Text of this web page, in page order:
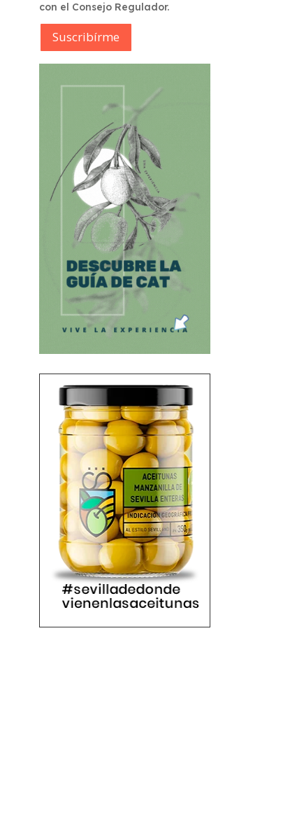
con el Consejo Regulador.
Suscribírme